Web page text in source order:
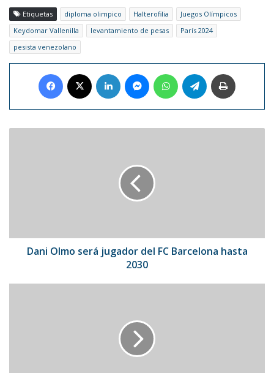
Etiquetas diploma olimpico Halterofilia
Juegos Olímpicos
Keydomar Vallenilla
levantamiento de pesas
París 2024
pesista venezolano
Facebook LinkedIn MessengerWhatsAppTelegram
2030
Dani Olmo será jugador del FC Barcelona hasta
2030